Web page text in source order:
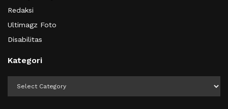
Redaksi
Ultimagz Foto
Disabilitas
Kategori